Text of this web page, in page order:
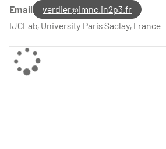
Email
verdier@imnc.in2p3.fr
IJCLab, University Paris Saclay, France